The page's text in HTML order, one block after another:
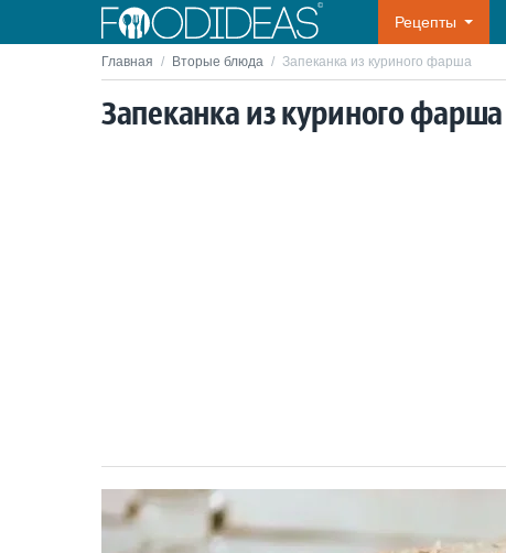
Рецепты
Главная / Вторые блюда / Запеканка из куриного фарша
Запеканка из куриного фарша